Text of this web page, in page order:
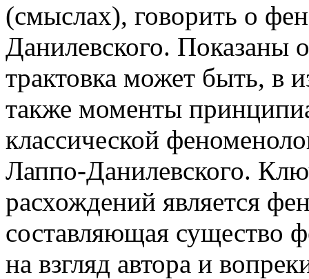
(смыслах), говорить о
Данилевского. Показаны
трактовка может быть, в
также моменты
классической
Лаппо-Данилевского.
расхождений является
составляющая существо
на взгляд автора и